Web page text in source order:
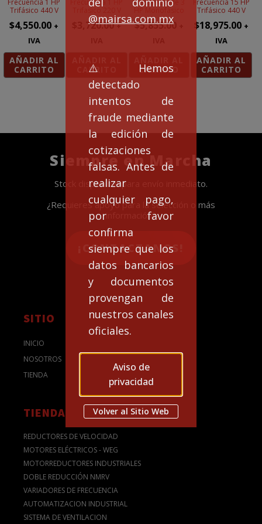
@mairsa.com.mx
⚠️Hemos
detectado
intentos de
fraude mediante
la edición de
cotizaciones
falsas. Antes de
realizar
cualquier pago,
por favor
confirma
siempre que los
datos bancarios
y documentos
provengan de
nuestros canales
oficiales.
Aviso de
privacidad
Volver al Sitio Web
Frecuencia 1 HP
Trifásico 440 V
$4,550.00 +
IVA
AÑADIR AL
CARRITO
Frecuencia 1 HP
3,720.00 +
CARRITO
Frecuencia de 3
$5,855.00
CARRITO
Frecuencia 15 HP
Trifásico 440 V
$18,975.00 +
IVA
AÑADIR AL
CARRITO
Siempre en Marcha
Stock disponible para envío inmediato.
¿Requieres apoyo para la selección o más
información?
¡CONTACTANOS!
SITIO
INICIO
NOSOTROS
TIENDA
TIENDA
REDUCTORES DE VELOCIDAD
MOTORES ELÉCTRICOS - WEG
MOTORREDUCTORES INDUSTRIALES
DOBLE REDUCCIÓN NMRV
VARIADORES DE FRECUENCIA
AUTOMATIZACION INDUSTRIAL
SISTEMA DE VENTILACION